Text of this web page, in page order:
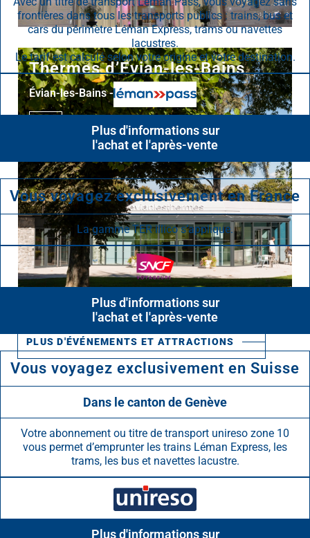
frontières dans tous les transports publics : trains, bus et
cars du périmètre Léman Express, trams ou navettes
lacustres.
Le tarif est calculé selon votre origine et votre destination.
Plus d'informations sur
l'achat et l'après-vente
Vous voyagez exclusivement en France
La gamme TER illico s’applique.
Plus d'informations sur
l'achat et l'après-vente
Vous voyagez exclusivement en Suisse
Dans le canton de Genève
Votre abonnement ou titre de transport unireso zone 10
vous permet d’emprunter les trains Léman Express, les
trams, les bus et navettes lacustre.
Plus d'informations sur